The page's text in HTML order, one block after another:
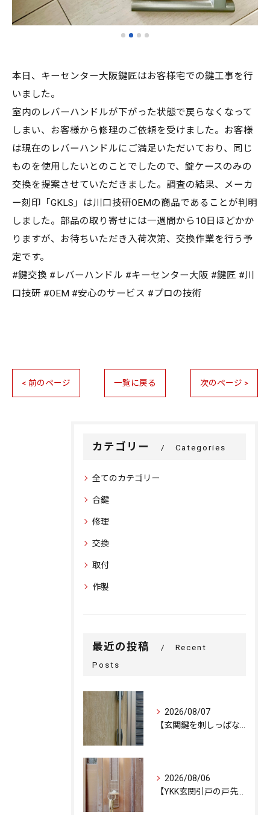
本日、キーセンター大阪鍵匠はお客様宅での鍵工事を行
いました。
室内のレバーハンドルが下がった状態で戻らなくなって
しまい、お客様から修理のご依頼を受けました。お客様
は現在のレバーハンドルにご満足いただいており、同じ
ものを使用したいとのことでしたので、錠ケースのみの
交換を提案させていただきました。調査の結果、メーカ
ー刻印「GKLS」は川口技研OEMの商品であることが判明
しました。部品の取り寄せには一週間から10日ほどかか
りますが、お待ちいただき入荷次第、交換作業を行う予
定です。
#鍵交換 #レバーハンドル #キーセンター大阪 #鍵匠 #川
口技研 #OEM #安心のサービス #プロの技術
< 前のページ 一覧に戻る 次のページ >
カテゴリー Categories
全てのカテゴリー
合鍵
修理
交換
取付
作製
最近の投稿
Recent
Posts
2026/08/07
2026/08/06